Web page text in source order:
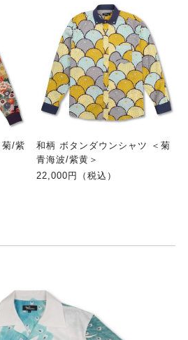
/紫
和柄 ボタンダウンシャツ ＜菊
青海波/紫黄＞
22,000円（税込）